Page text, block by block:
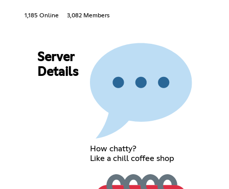
1,185 Online 3,082 Members
Server
Details
How chatty?
Like a chill coffee shop